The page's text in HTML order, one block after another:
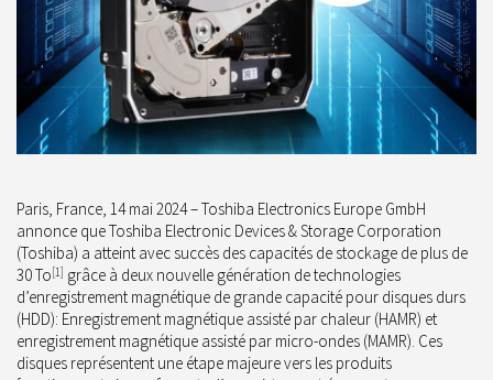
Paris, France, 14 mai 2024 – Toshiba Electronics Europe GmbH
annonce que Toshiba Electronic Devices & Storage Corporation
(Toshiba) a atteint avec succès des capacités de stockage de plus de
30 To[1] grâce à deux nouvelle génération de technologies
d’enregistrement magnétique de grande capacité pour disques durs
(HDD): Enregistrement magnétique assisté par chaleur (HAMR) et
enregistrement magnétique assisté par micro-ondes (MAMR). Ces
disques représentent une étape majeure vers les produits